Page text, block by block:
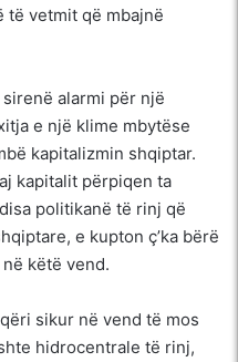
të vetmit që mbajnë
alarmi për një
e një klime mbytëse
kapitalizmin shqiptar.
kapitalit përpiqen ta
politikanë të rinj që
e kupton ç’ka bërë
këtë vend.
sikur në vend të mos
hidrocentrale të rinj,